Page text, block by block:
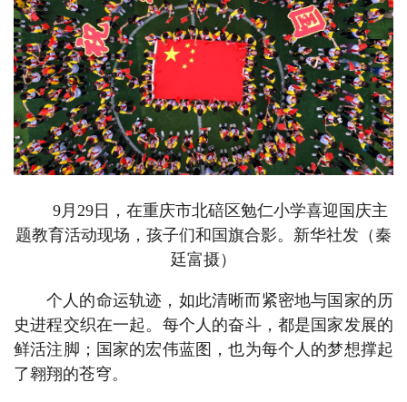
9月29日，在重庆市北碚区勉仁小学喜迎国庆主
题教育活动现场，孩子们和国旗合影。新华社发（秦
廷富摄）
个人的命运轨迹，如此清晰而紧密地与国家的历
史进程交织在一起。每个人的奋斗，都是国家发展的
鲜活注脚；国家的宏伟蓝图，也为每个人的梦想撑起
了翱翔的苍穹。